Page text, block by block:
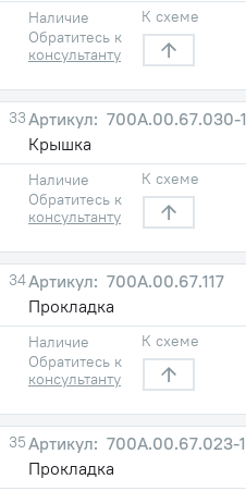
Наличие
Обратитесь к
консультанту
К схеме
33
700А.00.67.030-1
Крышка
Наличие
Обратитесь к
консультанту
К схеме
34
700А.00.67.117
Прокладка
Наличие
Обратитесь к
консультанту
К схеме
35
700А.00.67.023-1
Прокладка